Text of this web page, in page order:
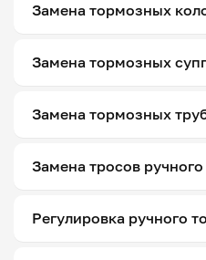
Замена тормозных
Замена тормозных
Замена тормозных
Замена тросов
Регулировка ручного